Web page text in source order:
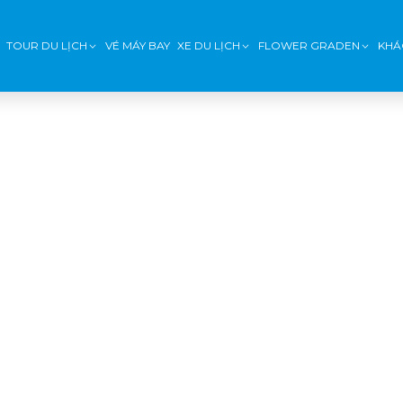
TOUR DU LỊCH VÉ MÁY BAY XE DU LỊCH FLOWER GRADEN